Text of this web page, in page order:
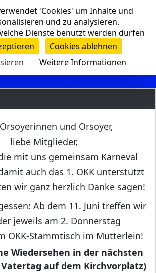
und Orsoyer,
liebe Mitglieder,
mit uns gemeinsam Karneval
auch das 1. OKK unterstützt
wir ganz herzlich Danke sagen!
Ab dem 11. Juni treffen wir
jeweils am 2. Donnerstag
OKK-Stammtisch im Mütterlein!
Wiedersehen in der nächsten
Vatertag auf dem Kirchvorplatz)
'Cookies' um Inhalte und
und zu analysieren.
Dienste benutzt werden dürfen
Cookies ablehnen
Weitere Informationen